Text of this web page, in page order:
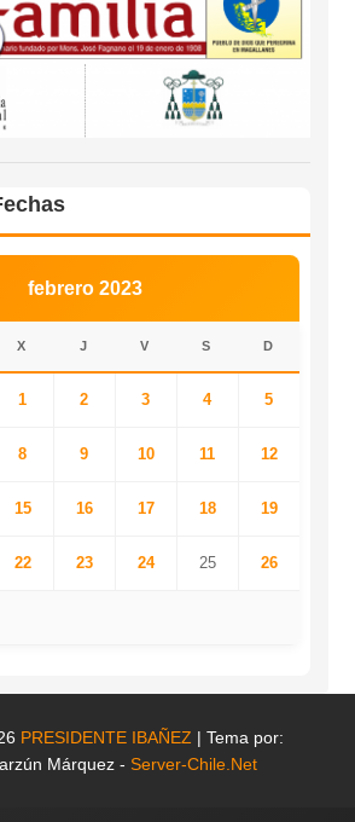
febrero 2023
X J V S D
1 2 3 4 5
8 9 10 11 12
15 16 17 18 19
22 23 24 25 26
PRESIDENTE IBAÑEZ | Tema por:
Márquez - Server-Chile.Net